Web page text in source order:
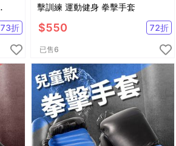
73折
擊訓練 運動健身 拳擊手套
$550 72折
已售6